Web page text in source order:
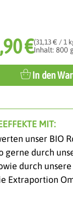
€(31,13 € / 1
Inhalt: 800
In den
MIT:
unser BIO
gerne durch
durch unsere
Extraportion